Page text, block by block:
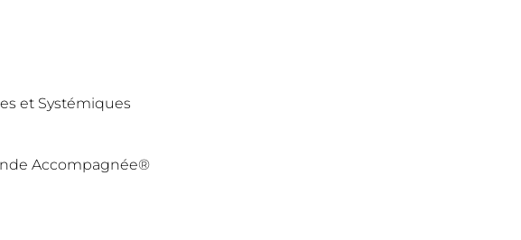
et Systémiques
Accompagnée®